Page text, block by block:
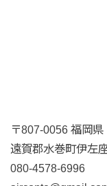
〒807-0056 福岡県
遠賀郡水巻町伊左
080-4578-6996